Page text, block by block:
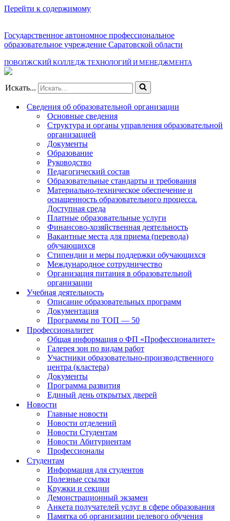
Перейти к содержимому
Государственное автономное профессиональное
образовательное учреждение Саратовской области
ПОВОЛЖСКИЙ КОЛЛЕДЖ ТЕХНОЛОГИЙ И МЕНЕДЖМЕНТА
Искать...
Сведения об образовательной организации
Основные сведения
Структура и органы управления образовательной
организацией
Документы
Образование
Руководство
Педагогический состав
Образовательные стандарты и требования
Материально-техническое обеспечение и
оснащенность образовательного процесса.
Доступная среда
Платные образовательные услуги
Финансово-хозяйственная деятельность
Вакантные места для приема (перевода)
обучающихся
Стипендии и меры поддержки обучающихся
Международное сотрудничество
Организация питания в образовательной
организации
Учебная деятельность
Описание образовательных программ
Документация
Программы по ТОП — 50
Профессионалитет
Общая информация о ФП «Профессионалитет»
Галерея зон по видам работ
Участники образовательно-производственного
центра (кластера)
Документы
Программа развития
Единый день открытых дверей
Новости
Главные новости
Новости отделений
Новости Студентам
Новости Абитуриентам
Профессионалы
Студентам
Информация для студентов
Полезные ссылки
Кружки и секции
Демонстрационный экзамен
Анкета получателей услуг в сфере образования
Памятка об организации целевого обучения